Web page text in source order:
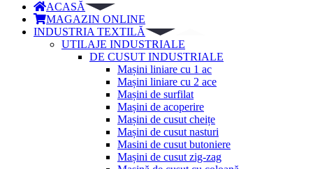
ACASĂ
MAGAZIN ONLINE
INDUSTRIA TEXTILĂ
UTILAJE INDUSTRIALE
DE CUSUT INDUSTRIALE
Mașini liniare cu 1 ac
Mașini liniare cu 2 ace
Mașini de surfilat
Mașini de acoperire
Mașini de cusut cheițe
Mașini de cusut nasturi
Masini de cusut butoniere
Mașini de cusut zig-zag